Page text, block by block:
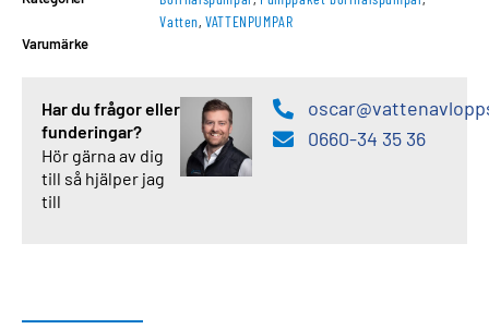
Vatten,VATTENPUMPAR
Varumärke
Har du frågor eller
funderingar?
Hör gärna av dig
till så hjälper jag
till
0660-34 35 36